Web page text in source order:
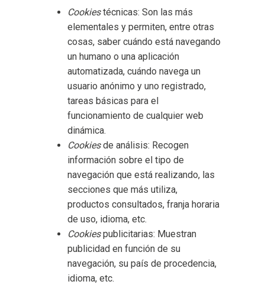
Cookiestécnicas: Son las más
elementales y permiten, entre otras
cosas, saber cuándo está navegando
un humano o una aplicación
automatizada, cuándo navega un
usuario anónimo y uno registrado,
tareas básicas para el
funcionamiento de cualquier web
dinámica.
Cookiesde análisis: Recogen
información sobre el tipo de
navegación que está realizando, las
secciones que más utiliza,
productos consultados, franja horaria
de uso, idioma, etc.
Cookiespublicitarias: Muestran
publicidad en función de su
navegación, su país de procedencia,
idioma, etc.